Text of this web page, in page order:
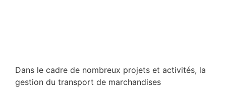
Dans le cadre de nombreux projets et activités, la
gestion du transport de marchandises